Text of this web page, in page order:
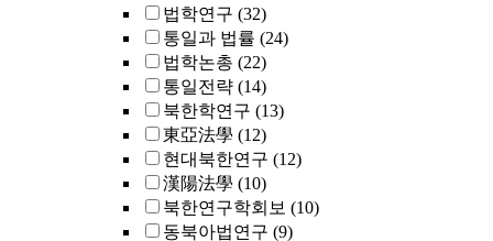
법학연구 (32)
통일과 법률 (24)
법학논총 (22)
통일전략 (14)
북한학연구 (13)
東亞法學 (12)
현대북한연구 (12)
漢陽法學 (10)
북한연구학회보 (10)
동북아법연구 (9)